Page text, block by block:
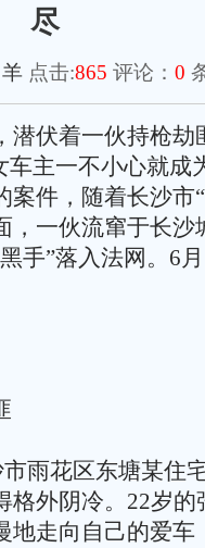
尽
点击:865 评论： 0
潜伏着一伙持枪劫
车主一不小心就成
件，随着长沙市
，一伙流窜于长沙
手”落入法网。6
雨花区东塘某住
格外阴冷。22岁的
地走向自己的爱车